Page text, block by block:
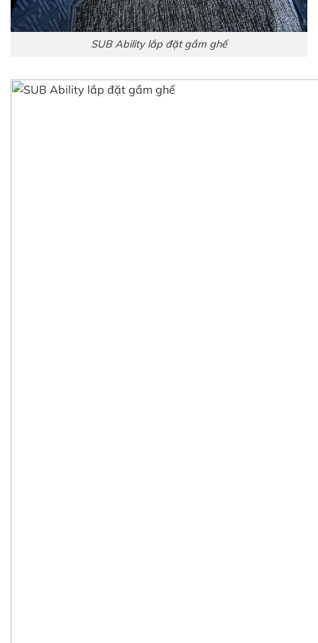
SUB Ability lắp đặt gầm ghế